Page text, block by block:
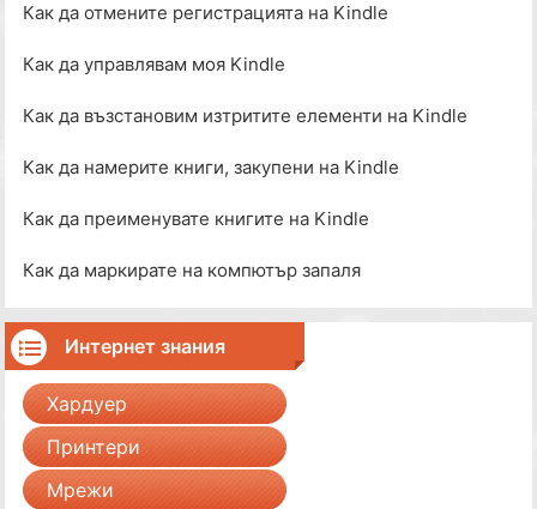
Как да отмените регистрацията на Kindle
Как да управлявам моя Kindle
Как да възстановим изтритите елементи на Kindle
Как да намерите книги, закупени на Kindle
Как да преименувате книгите на Kindle
Как да маркирате на компютър запаля
Интернет знания
Хардуер
Принтери
Мрежи